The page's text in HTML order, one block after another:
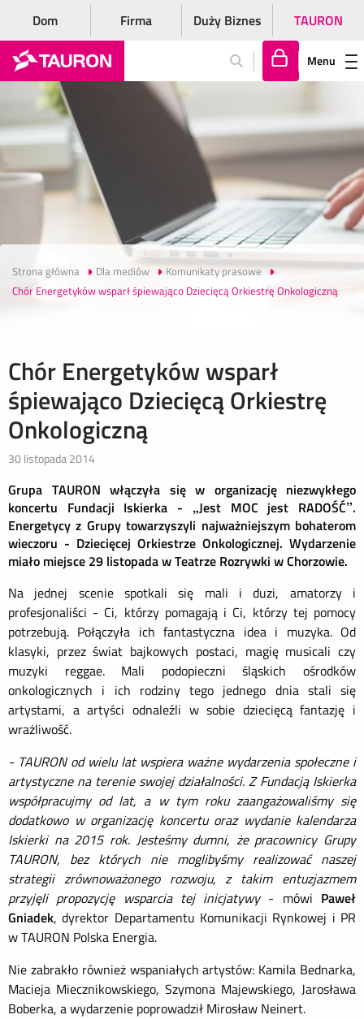
Dom Firma Duży Biznes TAURON
lo
gu
j
si
ę
Menu
Strona główna Dla mediów
Komunikaty prasowe
Chór Energetyków wsparł śpiewająco Dziecięcą Orkiestrę Onkologiczną
Chór Energetyków wsparł
śpiewająco Dziecięcą Orkiestrę
Onkologiczną
30 listopada 2014
Grupa TAURON włączyła się w organizację niezwykłego
koncertu Fundacji Iskierka - „Jest MOC jest RADOŚĆ”.
Energetycy z Grupy towarzyszyli najważniejszym bohaterom
wieczoru - Dziecięcej Orkiestrze Onkologicznej. Wydarzenie
miało miejsce 29 listopada w Teatrze Rozrywki w Chorzowie.
Na jednej scenie spotkali się mali i duzi, amatorzy i
profesjonaliści - Ci, którzy pomagają i Ci, którzy tej pomocy
potrzebują. Połączyła ich fantastyczna idea i muzyka. Od
klasyki, przez świat bajkowych postaci, magię musicali czy
muzyki reggae. Mali podopieczni śląskich ośrodków
onkologicznych i ich rodziny tego jednego dnia stali się
artystami, a artyści odnaleźli w sobie dziecięcą fantazję i
wrażliwość.
- TAURON od wielu lat wspiera ważne wydarzenia społeczne i
artystyczne na terenie swojej działalności. Z Fundacją Iskierka
współpracujmy od lat, a w tym roku zaangażowaliśmy się
dodatkowo w organizację koncertu oraz wydanie kalendarza
Iskierki na 2015 rok. Jesteśmy dumni, że pracownicy Grupy
TAURON, bez których nie moglibyśmy realizować naszej
strategii zrównoważonego rozwoju, z takim entuzjazmem
przyjęli propozycję wsparcia tej inicjatywy - mówi Paweł
Gniadek, dyrektor Departamentu Komunikacji Rynkowej i PR
w TAURON Polska Energia.
Nie zabrakło również wspaniałych artystów: Kamila Bednarka,
Macieja Miecznikowskiego, Szymona Majewskiego, Jarosława
Boberka, a wydarzenie poprowadził Mirosław Neinert.